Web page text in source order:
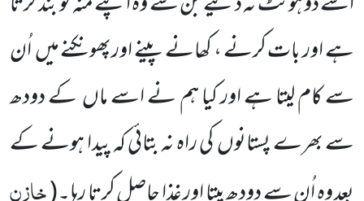
ہے اور بات کرنے ، کھانے پینے اورپھونکنے میںاُن
سے کام لیتا ہے اور کیا ہم نے اسے ماںکے دودھ
سے بھرے پستانوںکی راہ نہ بتائی کہ پیدا ہونے کے
خازن